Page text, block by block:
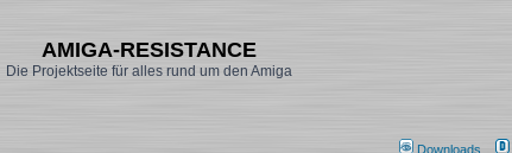
AMIGA-RESISTANCE
Die Projektseite für alles rund um den Amiga
Downloads